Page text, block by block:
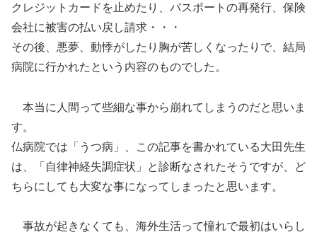
クレジットカードを止めたり、パスポートの再発行、保険
会社に被害の払い戻し請求・・・
その後、悪夢、動悸がしたり胸が苦しくなったりで、結局
病院に行かれたという内容のものでした。
本当に人間って些細な事から崩れてしまうのだと思いま
す。
仏病院では「うつ病」、この記事を書かれている大田先生
は、「自律神経失調症状」と診断なされたそうですが、ど
ちらにしても大変な事になってしまったと思います。
事故が起きなくても、海外生活って憧れで最初はいらし